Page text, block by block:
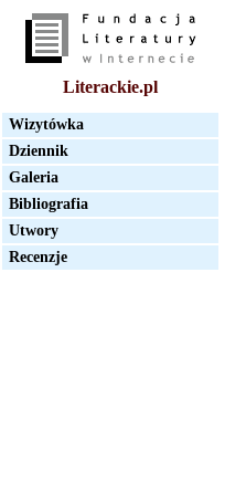
Literackie.pl
Wizytówka
Dziennik
Galeria
Bibliografia
Utwory
Recenzje